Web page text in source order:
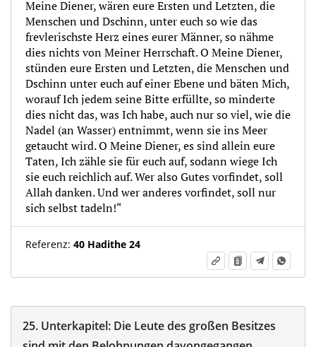
Meine Diener, wären eure Ersten und Letzten, die
Menschen und Dschinn, unter euch so wie das
frevlerischste Herz eines eurer Männer, so nähme
dies nichts von Meiner Herrschaft. O Meine Diener,
stünden eure Ersten und Letzten, die Menschen und
Dschinn unter euch auf einer Ebene und bäten Mich,
worauf Ich jedem seine Bitte erfüllte, so minderte
dies nicht das, was Ich habe, auch nur so viel, wie die
Nadel (an Wasser) entnimmt, wenn sie ins Meer
getaucht wird. O Meine Diener, es sind allein eure
Taten, Ich zähle sie für euch auf, sodann wiege Ich
sie euch reichlich auf. Wer also Gutes vorfindet, soll
Allah danken. Und wer anderes vorfindet, soll nur
sich selbst tadeln!“
Referenz: 40 Hadithe 24
25. Unterkapitel: Die Leute des großen Besitzes